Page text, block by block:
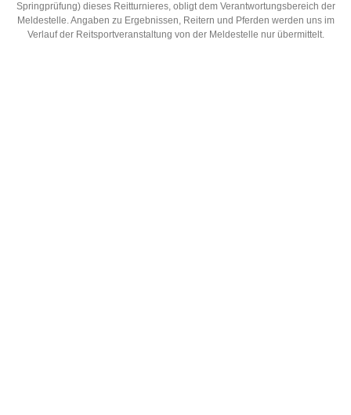
Springprüfung) dieses Reitturnieres, obligt dem Verantwortungsbereich der
Meldestelle. Angaben zu Ergebnissen, Reitern und Pferden werden uns im
Verlauf der Reitsportveranstaltung von der Meldestelle nur übermittelt.